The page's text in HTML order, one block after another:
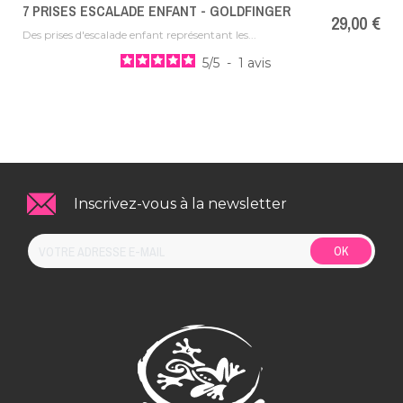
7 PRISES ESCALADE ENFANT - GOLDFINGER
Des prises d'escalade enfant représentant les...
Prix
29,00 €
5/5 - 1 avis
Inscrivez-vous à la newsletter
OK